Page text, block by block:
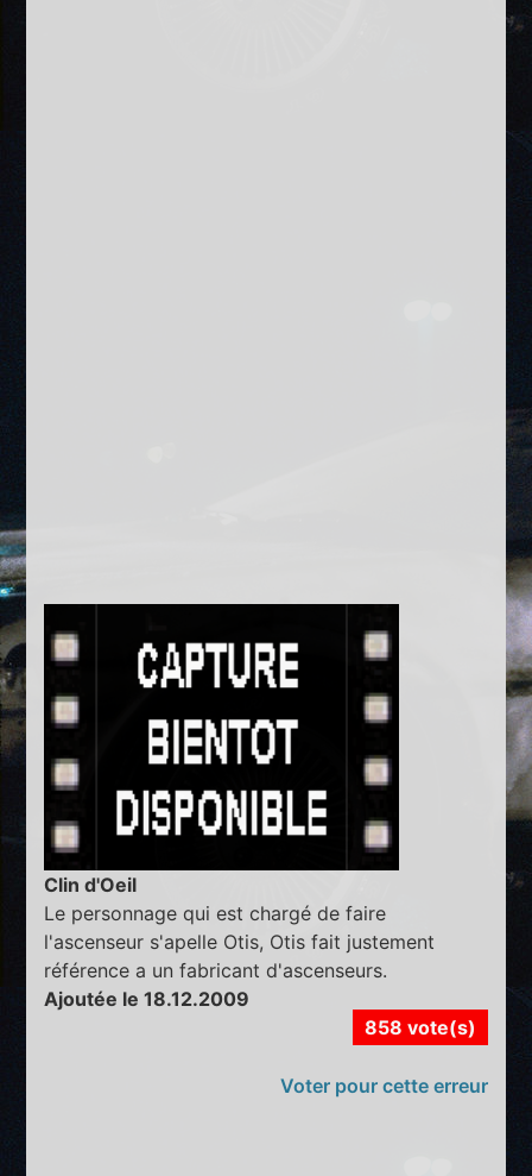
Clin d'Oeil
Le personnage qui est chargé de faire
l'ascenseur s'apelle Otis, Otis fait justement
référence a un fabricant d'ascenseurs.
Ajoutée le 18.12.2009
858 vote(s)
Voter pour cette erreur